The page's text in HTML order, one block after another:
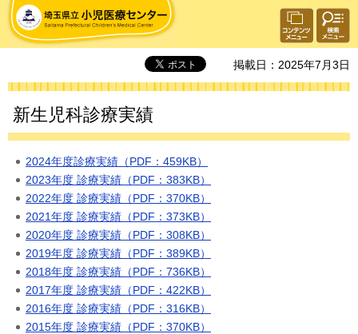
埼玉県立 小児医療センター
コンテ
ンツメ
ニュー
検索・
共通メ
ニュー
掲載日：2025年7月3日
新生児科診療実績
2024年度診療実績（PDF：459KB）
2023年度 診療実績（PDF：383KB）
2022年度 診療実績（PDF：370KB）
2021年度 診療実績（PDF：373KB）
2020年度 診療実績（PDF：308KB）
2019年度 診療実績（PDF：389KB）
2018年度 診療実績（PDF：736KB）
2017年度 診療実績（PDF：422KB）
2016年度 診療実績（PDF：316KB）
2015年度 診療実績（PDF：370KB）